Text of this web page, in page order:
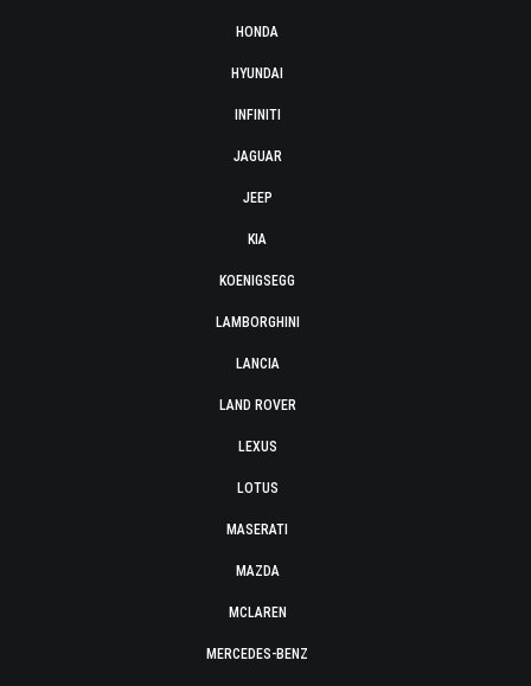
HONDA
HYUNDAI
INFINITI
JAGUAR
JEEP
KIA
KOENIGSEGG
LAMBORGHINI
LANCIA
LAND ROVER
LEXUS
LOTUS
MASERATI
MAZDA
MCLAREN
MERCEDES-BENZ